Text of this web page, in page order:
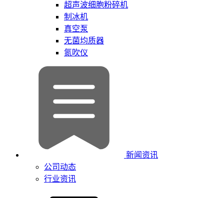
超声波细胞粉碎机
制冰机
真空泵
无菌均质器
氮吹仪
新闻资讯
公司动态
行业资讯